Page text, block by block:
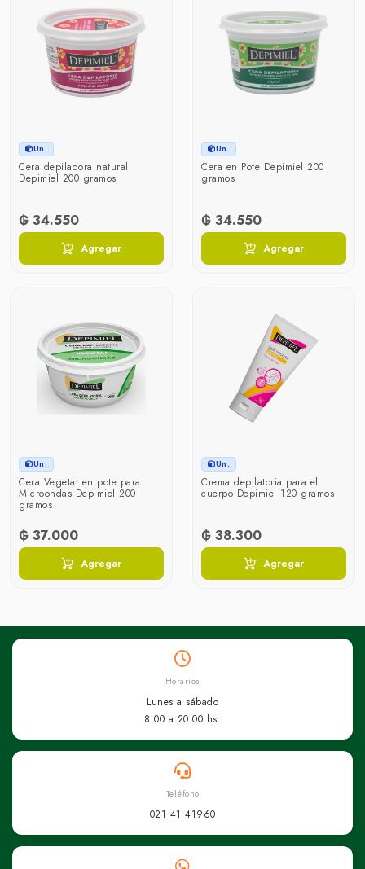
Un.
Cera depiladora natural
Depimiel 200 gramos
₲ 34.550
Agregar
Un.
Cera en Pote Depimiel 200
gramos
₲ 34.550
Agregar
Un.
Cera Vegetal en pote para
Microondas Depimiel 200
gramos
₲ 37.000
Agregar
Un.
Crema depilatoria para el
cuerpo Depimiel 120 gramos
₲ 38.300
Agregar
Horarios
Lunes a sábado
8:00 a 20:00 hs.
Teléfono
021 41 41960